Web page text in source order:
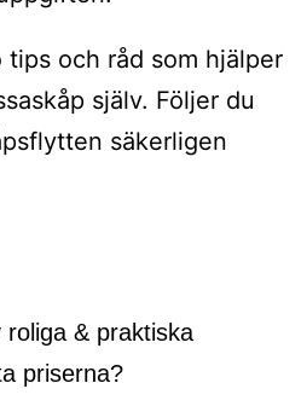
tips och råd som hjälper
själv. Följer du
säkerligen
& praktiska
priserna?